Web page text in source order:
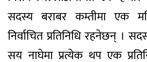
सदस्य बराबर कम्तीमा एक
निर्वाचित प्रतिनिधि रहनेछन् ।
सय नाघेमा प्रत्येक थप एक